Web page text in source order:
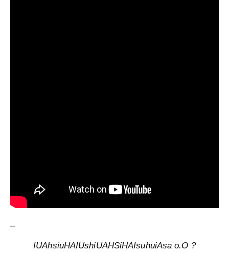
–
IUAhsiuHAIUshiUAHSiHAIsuhuiAsa o.O ?